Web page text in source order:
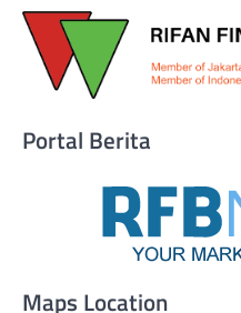
Portal Berita
Maps Location